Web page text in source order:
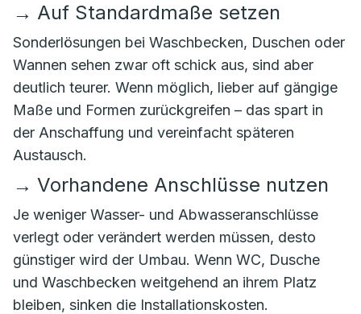
→ Auf Standardmaße setzen
Sonderlösungen bei Waschbecken, Duschen oder
Wannen sehen zwar oft schick aus, sind aber
deutlich teurer. Wenn möglich, lieber auf gängige
Maße und Formen zurückgreifen – das spart in
der Anschaffung und vereinfacht späteren
Austausch.
→ Vorhandene Anschlüsse nutzen
Je weniger Wasser- und Abwasseranschlüsse
verlegt oder verändert werden müssen, desto
günstiger wird der Umbau. Wenn WC, Dusche
und Waschbecken weitgehend an ihrem Platz
bleiben, sinken die Installationskosten.